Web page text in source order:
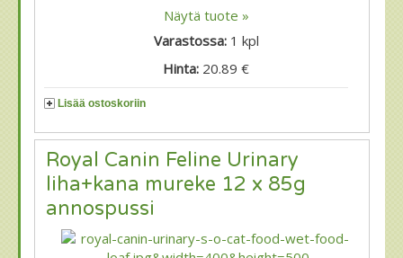
Näytä tuote »
Varastossa: 1 kpl
Hinta: 20.89 €
Lisää ostoskoriin
Royal Canin Feline Urinary
liha+kana mureke 12 x 85g
annospussi